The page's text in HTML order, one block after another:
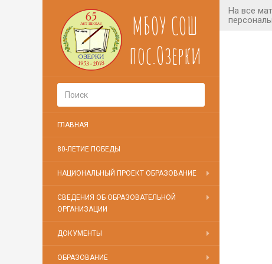
МБОУ СОШ
пос.Озерки
ГЛАВНАЯ
80-ЛЕТИЕ ПОБЕДЫ
НАЦИОНАЛЬНЫЙ ПРОЕКТ ОБРАЗОВАНИЕ
СВЕДЕНИЯ ОБ ОБРАЗОВАТЕЛЬНОЙ
ОРГАНИЗАЦИИ
ДОКУМЕНТЫ
ОБРАЗОВАНИЕ